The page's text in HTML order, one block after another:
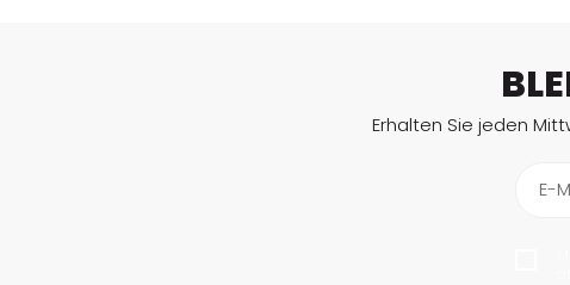
Erhalten Sie jeden
E-